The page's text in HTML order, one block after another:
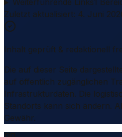
Weiterführende Links1
Zuletzt aktualisiert: 4. Juni
Inhalt geprüft & redaktionell
Die auf dieser Seite
auf öffentlich zugänglichen
Infrastrukturdaten. Die
Standorts kann sich ändern.
Gewähr.